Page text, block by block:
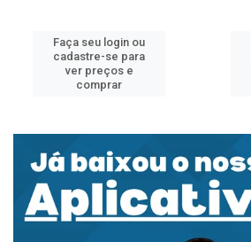
Faça seu login ou
cadastre-se para
ver preços e
comprar